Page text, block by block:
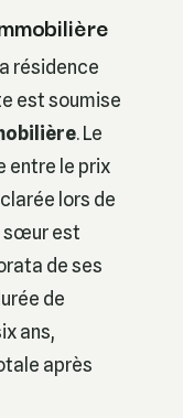
résidence
est soumise
. Le
entre le prix
lors de
sœur est
de ses
de
ans,
après